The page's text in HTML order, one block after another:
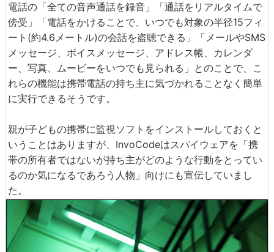
電話の「全ての音声通話を録音」「通話をリアルタイムで
傍受」「電話をかけることで、いつでも対象の半径15フィ
ート(約4.6メートル)の会話を盗聴できる」「メールやSMS
メッセージ、ボイスメッセージ、アドレス帳、カレンダ
ー、写真、ムービーをいつでも見られる」とのことで、こ
れらの機能は携帯電話の持ち主に気づかれることなく簡単
に実行できるそうです。
親が子どもの携帯に監視ソフトをインストールしておくと
いうことはありますが、InvoCodeはスパイウェアを「携
帯の所有者ではないが持ち主がどのような行動をとってい
るのか気になるであろう人物」向けにも宣伝していまし
た。